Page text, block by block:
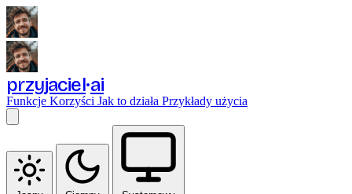
przyjaciel ai
Funkcje Korzyści Jak to działa Przykłady użycia